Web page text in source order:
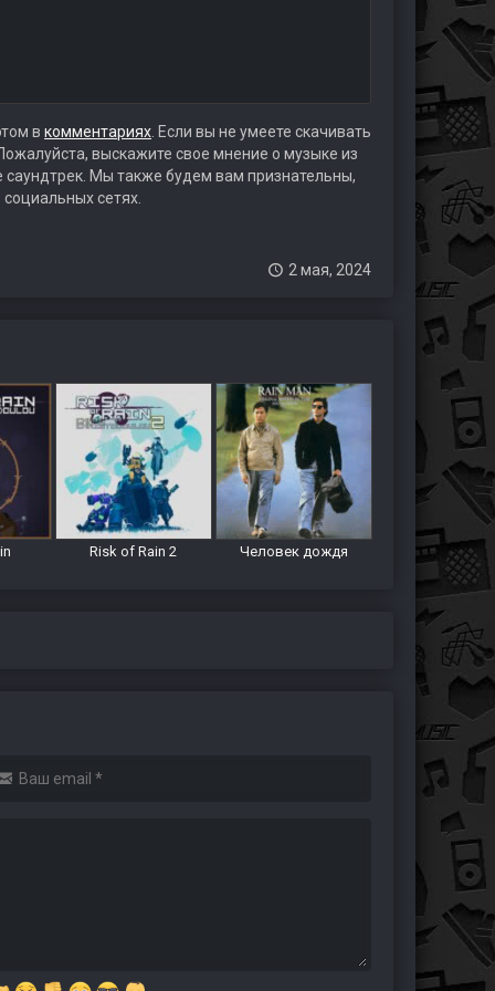
в комментариях. Если вы не умеете скачивать
выскажите свое мнение о музыке из
саундтрек. Мы также будем вам признательны,
сетях.
2 мая, 2024
Risk of Rain 2 Человек дождя